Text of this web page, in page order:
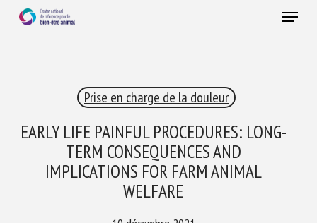
Menu
Prise en charge de la douleur
EARLY LIFE PAINFUL PROCEDURES: LONG-
TERM CONSEQUENCES AND
IMPLICATIONS FOR FARM ANIMAL
WELFARE
RECEVEZ CHAQUE MOIS GRATUITEMENT
ANIMAL